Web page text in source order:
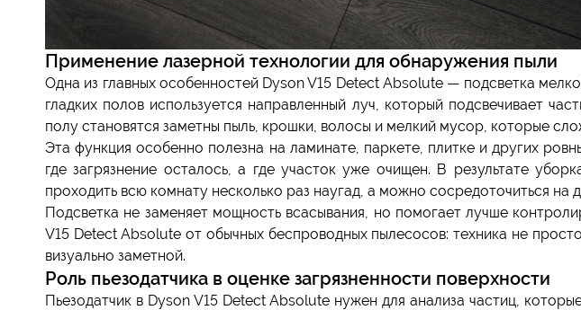
Применение лазерной технологии для обнаружения пыли
Одна из главных особенностей Dyson V15 Detect Absolute — подсветка
гладких полов используется направленный луч, который подсвечивает
полу становятся заметны пыль, крошки, волосы и мелкий мусор, которые
Эта функция особенно полезна на ламинате, паркете, плитке и других
где загрязнение осталось, а где участок уже очищен. В результате
проходить всю комнату несколько раз наугад, а можно сосредоточиться на
Подсветка не заменяет мощность всасывания, но помогает лучше
V15 Detect Absolute от обычных беспроводных пылесосов: техника не
визуально заметной.
Роль пьезодатчика в оценке загрязненности поверхности
Пьезодатчик в Dyson V15 Detect Absolute нужен для анализа частиц,